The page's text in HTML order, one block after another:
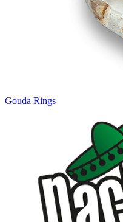
Gouda Rings